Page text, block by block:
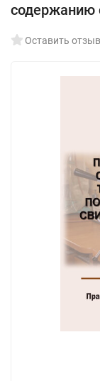
содержанию
Оставить отзыв